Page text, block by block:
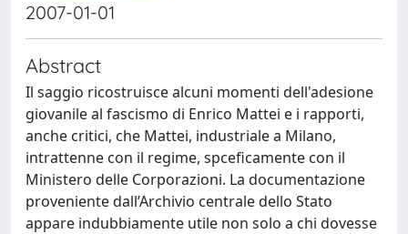
2007-01-01
Abstract
Il saggio ricostruisce alcuni momenti dell'adesione
giovanile al fascismo di Enrico Mattei e i rapporti,
anche critici, che Mattei, industriale a Milano,
intrattenne con il regime, spceficamente con il
Ministero delle Corporazioni. La documentazione
proveniente dall’Archivio centrale dello Stato
appare indubbiamente utile non solo a chi dovesse